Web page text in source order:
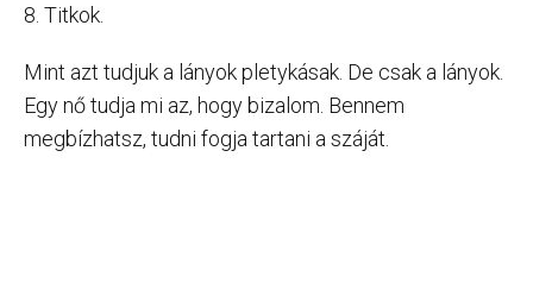
8. Titkok.
Mint azt tudjuk a lányok pletykásak. De csak a lányok.
Egy nő tudja mi az, hogy bizalom. Bennem
megbízhatsz, tudni fogja tartani a száját.